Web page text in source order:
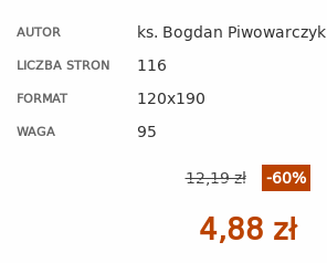
AUTOR ks. Bogdan Piwowarczyk
LICZBA STRON 116
FORMAT 120x190
WAGA
95
12,19 zł
-60%
4,88 zł